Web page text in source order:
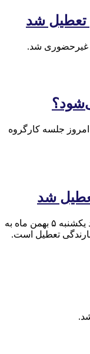
تعطیل شد
غیرحضوری شد.
جلسه کارگروه
شد
مدیرکل مدیریت بحران استاندار یزد گفت: یزد یکشنبه ۵ بهمن ماه به
تعطیل است.